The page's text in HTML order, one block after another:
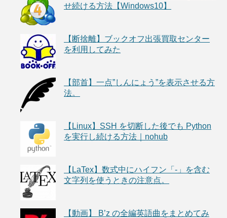
せ続ける方法【Windows10】
【断捨離】ブックオフ出張買取センター
を利用してみた
【部首】一点”しんにょう”を表示させる方
法。
【Linux】SSH を切断した後でも Python
を実行し続ける方法｜nohub
【LaTex】数式中にハイフン「-」を含む
文字列を使うときの注意点。
【動画】 B’z の全編英語曲をまとめてみ